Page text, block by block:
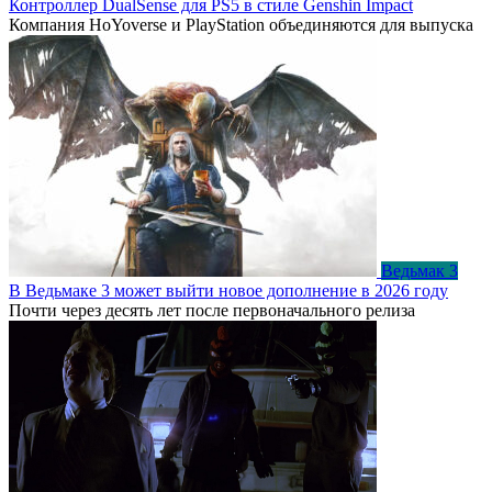
Контроллер DualSense для PS5 в стиле Genshin Impact
Компания HoYoverse и PlayStation объединяются для выпуска
Ведьмак 3
В Ведьмаке 3 может выйти новое дополнение в 2026 году
Почти через десять лет после первоначального релиза